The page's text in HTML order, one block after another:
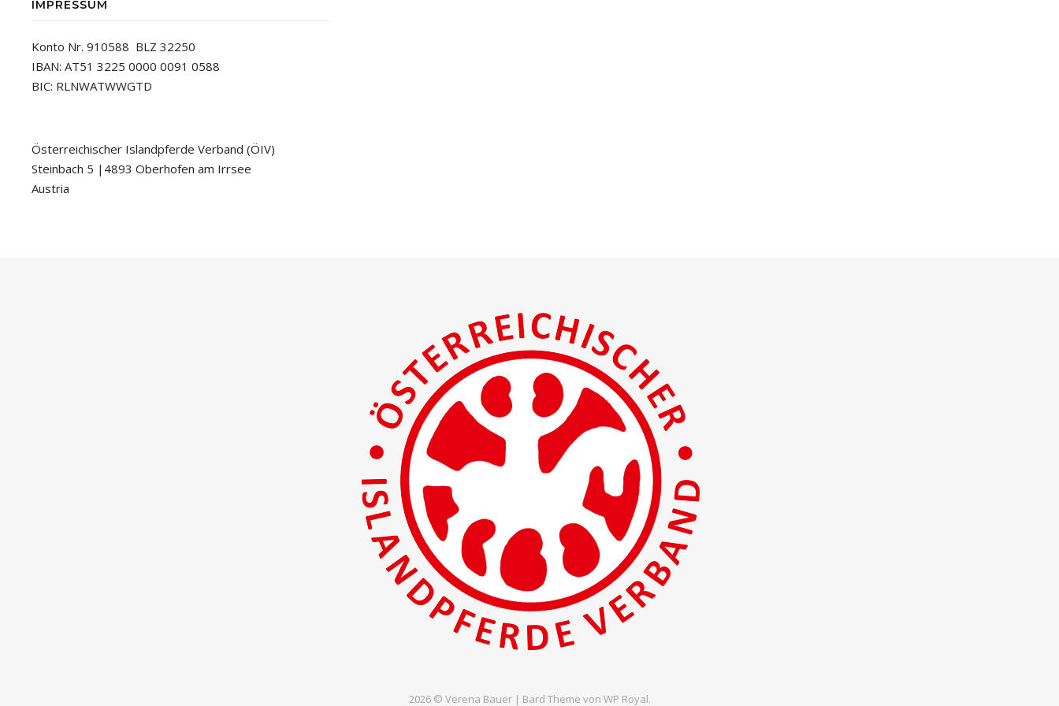
IMPRESSUM
Konto Nr. 910588 BLZ 32250
IBAN: AT51 3225 0000 0091 0588
BIC: RLNWATWWGTD
Österreichischer Islandpferde Verband (ÖIV)
Steinbach 5 |4893 Oberhofen am Irrsee
Austria
2026 © Verena Bauer | Bard Theme von WP Royal.